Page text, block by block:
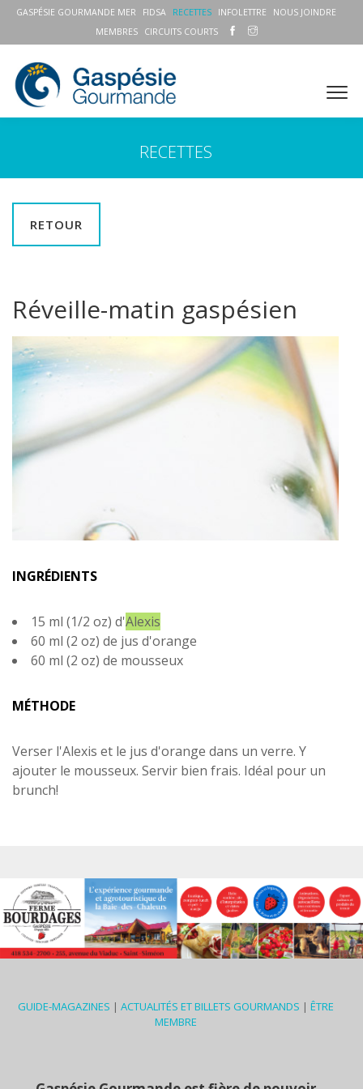
GASPÉSIE GOURMANDE MER FIDSA RECETTES INFOLETTRE
NOUS JOINDRE
MEMBRES
CIRCUITS COURTS
RECETTES
RETOUR
Réveille-matin gaspésien
INGRÉDIENTS
15 ml (1/2 oz) d'Alexis
60 ml (2 oz) de jus d'orange
60 ml (2 oz) de mousseux
MÉTHODE
Verser l'Alexis et le jus d'orange dans un verre. Y
ajouter le mousseux. Servir bien frais. Idéal pour un
brunch!
GUIDE-MAGAZINES | ACTUALITÉS ET BILLETS GOURMANDS | ÊTRE
MEMBRE